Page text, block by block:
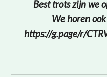
Best trots zijn we
We horen
https://g.page/r/